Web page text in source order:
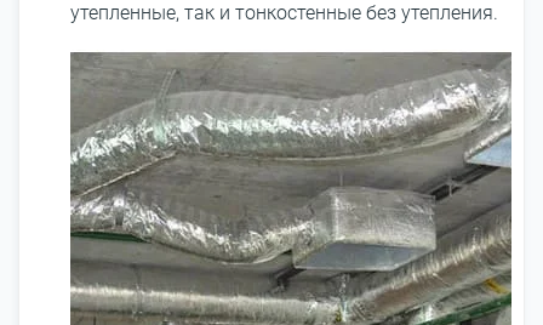
утепленные, так и тонкостенные без утепления.